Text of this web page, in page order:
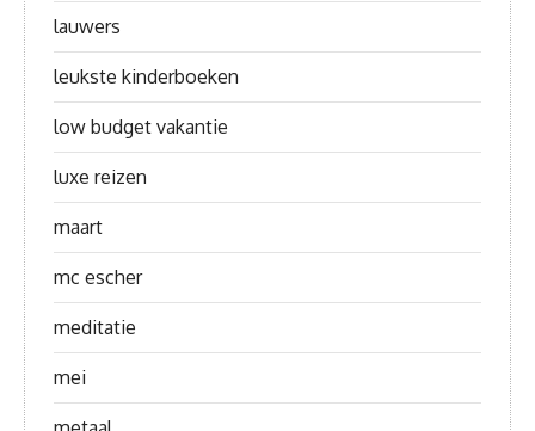
lauwers
leukste kinderboeken
low budget vakantie
luxe reizen
maart
mc escher
meditatie
mei